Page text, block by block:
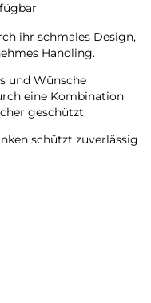
ihr schmales Design,
Handling.
und Wünsche
eine Kombination
geschützt.
schützt zuverlässig
geschützt.
voll zugänglich.
und langlebige